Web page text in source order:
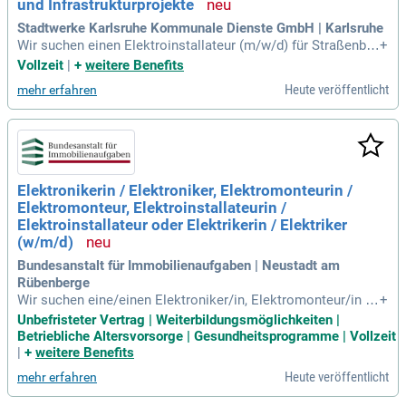
Vergütung in unserem Team!
und Infrastrukturprojekte
Stadtwerke Karlsruhe Kommunale Dienste GmbH | Karlsruhe
Wir suchen einen Elektroinstallateur (m/w/d) für Straßenbel
euchtungs- und Infrastrukturprojekte. Zu deinen Aufgaben g
euchtungs- und Verkehrsanlagen. Du nutzt dabei deine fundi
erten elektrotechnischen Kenntnisse und deine Berufserfahr
ung. Zudem bist du ein Teamplayer, arbeitest eigenverantwo
rtlich und hast mindestens einen Führerschein der Klasse B.
Wir bieten dir ein interessantes und vielseitiges Aufgabenfel
d in einem motivierten Team mit flexiblen Arbeitszeiten und
attraktiven Sozialleistungen. Bewerbe dich jetzt und starte d
eine Karriere in einem zukunftssicheren Berufsfeld!
+
Vollzeit | + weitere Benefits
mehr erfahren Heute veröffentlicht
Elektronikerin / Elektroniker, Elektromonteurin /
Elektromonteur, Elektroinstallateurin /
Elektroinstallateur oder Elektrikerin / Elektriker
(w/m/d)
Bundesanstalt für Immobilienaufgaben | Neustadt am
Rübenberge
Wir suchen eine/einen Elektroniker/in, Elektromonteur/in o
der Elektroinstallateur/in (w/m/d) für unser Facility Manage
ment in Neustadt am Rübenberge. Die Anstellung erfolgt un
befristet, mit Eingruppierung bis Entgeltgruppe 6 TVöD Bund
bei der Bundesanstalt für Immobilienaufgaben (BImA), dem I
mmobiliendienstleister des Bundes. Unsere über 7.000 Mita
+
Unbefristeter Vertrag | Weiterbildungsmöglichkeiten |
Betriebliche Altersvorsorge | Gesundheitsprogramme | Vollzeit
+ weitere Benefits
mehr erfahren Heute veröffentlicht